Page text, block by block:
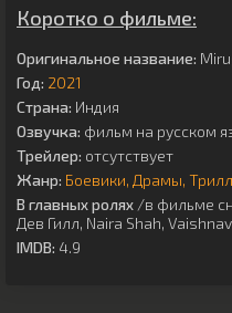
Коротко о фильме:
Оригинальное название:
Год: 2021
Страна: Индия
Озвучка: фильм на русском
Трейлер: отсутствует
Жанр: Боевики Драмы
В главных ролях /в фильме
Дев Гилл, Naira Shah,
IMDB: 4.9